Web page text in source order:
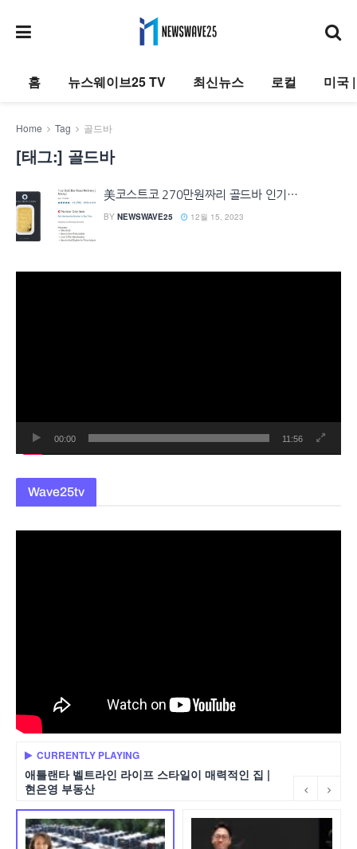
홈 뉴스웨이브25 TV 최신뉴스 로컬 미국
Home Tag 골드바
[태그:] 골드바
美코스트코 270만원짜리 골드바 인기…
BY NEWSWAVE25 12월 15, 2023
00:00 11:56
Wave25tv
CURRENTLY PLAYING
애틀랜타 벨트라인 라이프 스타일이 매력적인 집 |
현은영 부동산